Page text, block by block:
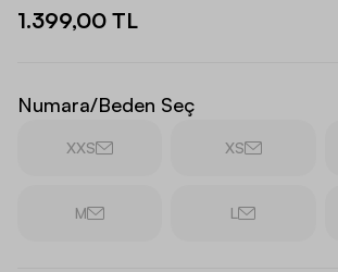
1.399,00 TL
Numara/Beden Seç
XXS XS
M L